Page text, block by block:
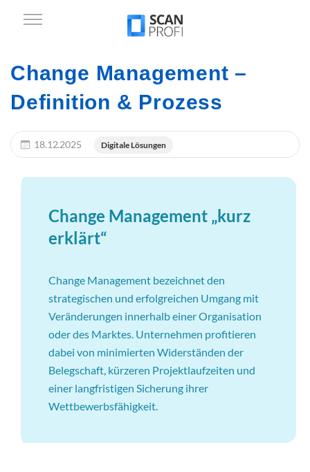
Change Management –
Definition & Prozess
18.12.2025 Digitale Lösungen
Change Management „kurz
erklärt“
Change Management bezeichnet den
strategischen und erfolgreichen Umgang mit
Veränderungen innerhalb einer Organisation
oder des Marktes. Unternehmen profitieren
dabei von minimierten Widerständen der
Belegschaft, kürzeren Projektlaufzeiten und
einer langfristigen Sicherung ihrer
Wettbewerbsfähigkeit.